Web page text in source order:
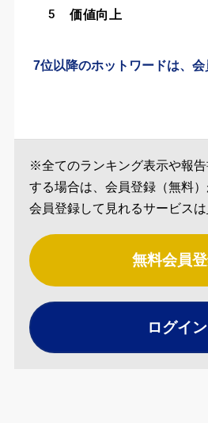
5 価値向上
7位以降のホットワードは、
※全てのランキング表示や報
する場合は、会員登録（無料）
会員登録して見れるサービスは
無料会員
ログイン